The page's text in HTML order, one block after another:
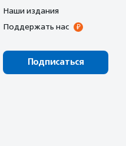
Наши издания
Поддержать нас
Подписаться